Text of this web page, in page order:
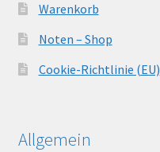
Warenkorb
Noten – Shop
Cookie-Richtlinie (EU)
Allgemein